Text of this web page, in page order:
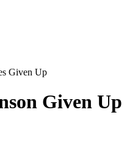
Given Up
Given Up